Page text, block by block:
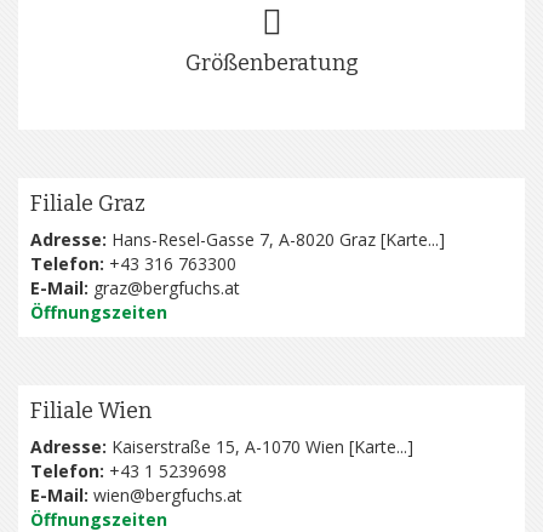
Größenberatung
Filiale Graz
Adresse: Hans-Resel-Gasse 7, A-8020 Graz [Karte...]
Telefon: +43 316 763300
E-Mail: graz@bergfuchs.at
Öffnungszeiten
Filiale Wien
Adresse: Kaiserstraße 15, A-1070 Wien [Karte...]
Telefon: +43 1 5239698
E-Mail: wien@bergfuchs.at
Öffnungszeiten